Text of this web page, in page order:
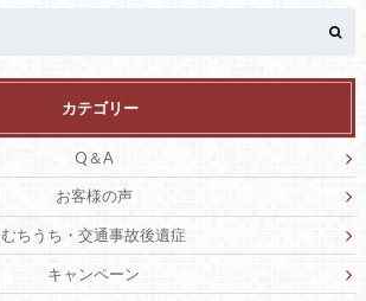
カテゴリー
Q＆A
お客様の声
むちうち・交通事故後遺症
キャンペーン